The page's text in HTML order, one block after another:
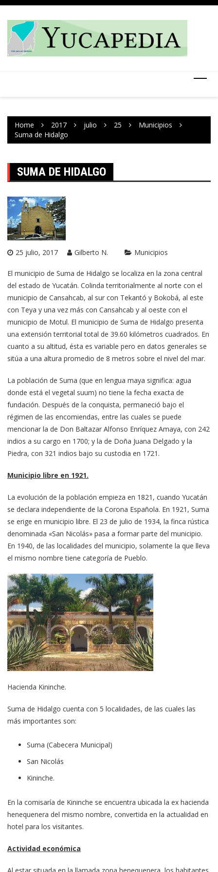
Skip
content
Home 2017 julio 25
Municipios
Suma de Hidalgo
SUMA DE HIDALGO
25 julio, 2017 Gilberto N. Municipios
El municipio de Suma de Hidalgo se localiza en la zona central
del estado de Yucatán. Colinda territorialmente al norte con el
municipio de Cansahcab, al sur con Tekantó y Bokobá, al este
con Teya y una vez más con Cansahcab y al oeste con el
municipio de Motul. El municipio de Suma de Hidalgo presenta
una extensión territorial total de 39.60 kilómetros cuadrados. En
cuanto a su altitud, ésta es variable pero en datos generales se
sitúa a una altura promedio de 8 metros sobre el nivel del mar.
La población de Suma (que en lengua maya significa: agua
donde está el vegetal suum) no tiene la fecha exacta de
fundación. Después de la conquista, permaneció bajo el
régimen de las encomiendas, entre las cuales se puede
mencionar la de Don Baltazar Alfonso Enríquez Amaya, con 242
indios a su cargo en 1700; y la de Doña Juana Delgado y la
Piedra, con 321 indios bajo su custodia en 1721.
Municipio libre en 1921.
La evolución de la población empieza en 1821, cuando Yucatán
se declara independiente de la Corona Española. En 1921, Suma
se erige en municipio libre. El 23 de julio de 1934, la finca rústica
denominada «San Nicolás» pasa a formar parte del municipio.
En 1940, de las localidades del municipio, solamente la que lleva
el mismo nombre tiene categoría de Pueblo.
Hacienda Kininche.
Suma de Hidalgo cuenta con 5 localidades, de las cuales las
más importantes son:
Suma (Cabecera Municipal)
San Nicolás
Kininche.
En la comisaría de Kininche se encuentra ubicada la ex hacienda
henequenera del mismo nombre, convertida en la actualidad en
hotel para los visitantes.
Actividad económica